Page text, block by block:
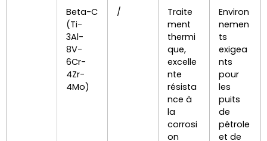
Beta-C
(Ti-
3Al-
8V-
6Cr-
4Zr-
4Mo)
/
Traite
ment
thermi
que,
excelle
nte
résista
nce à
la
corrosi
on
Environ
nemen
ts
exigea
nts
pour
les
puits
de
pétrole
et de